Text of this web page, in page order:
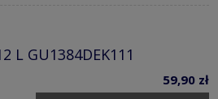
L GU1384DEK111
59,90 zł